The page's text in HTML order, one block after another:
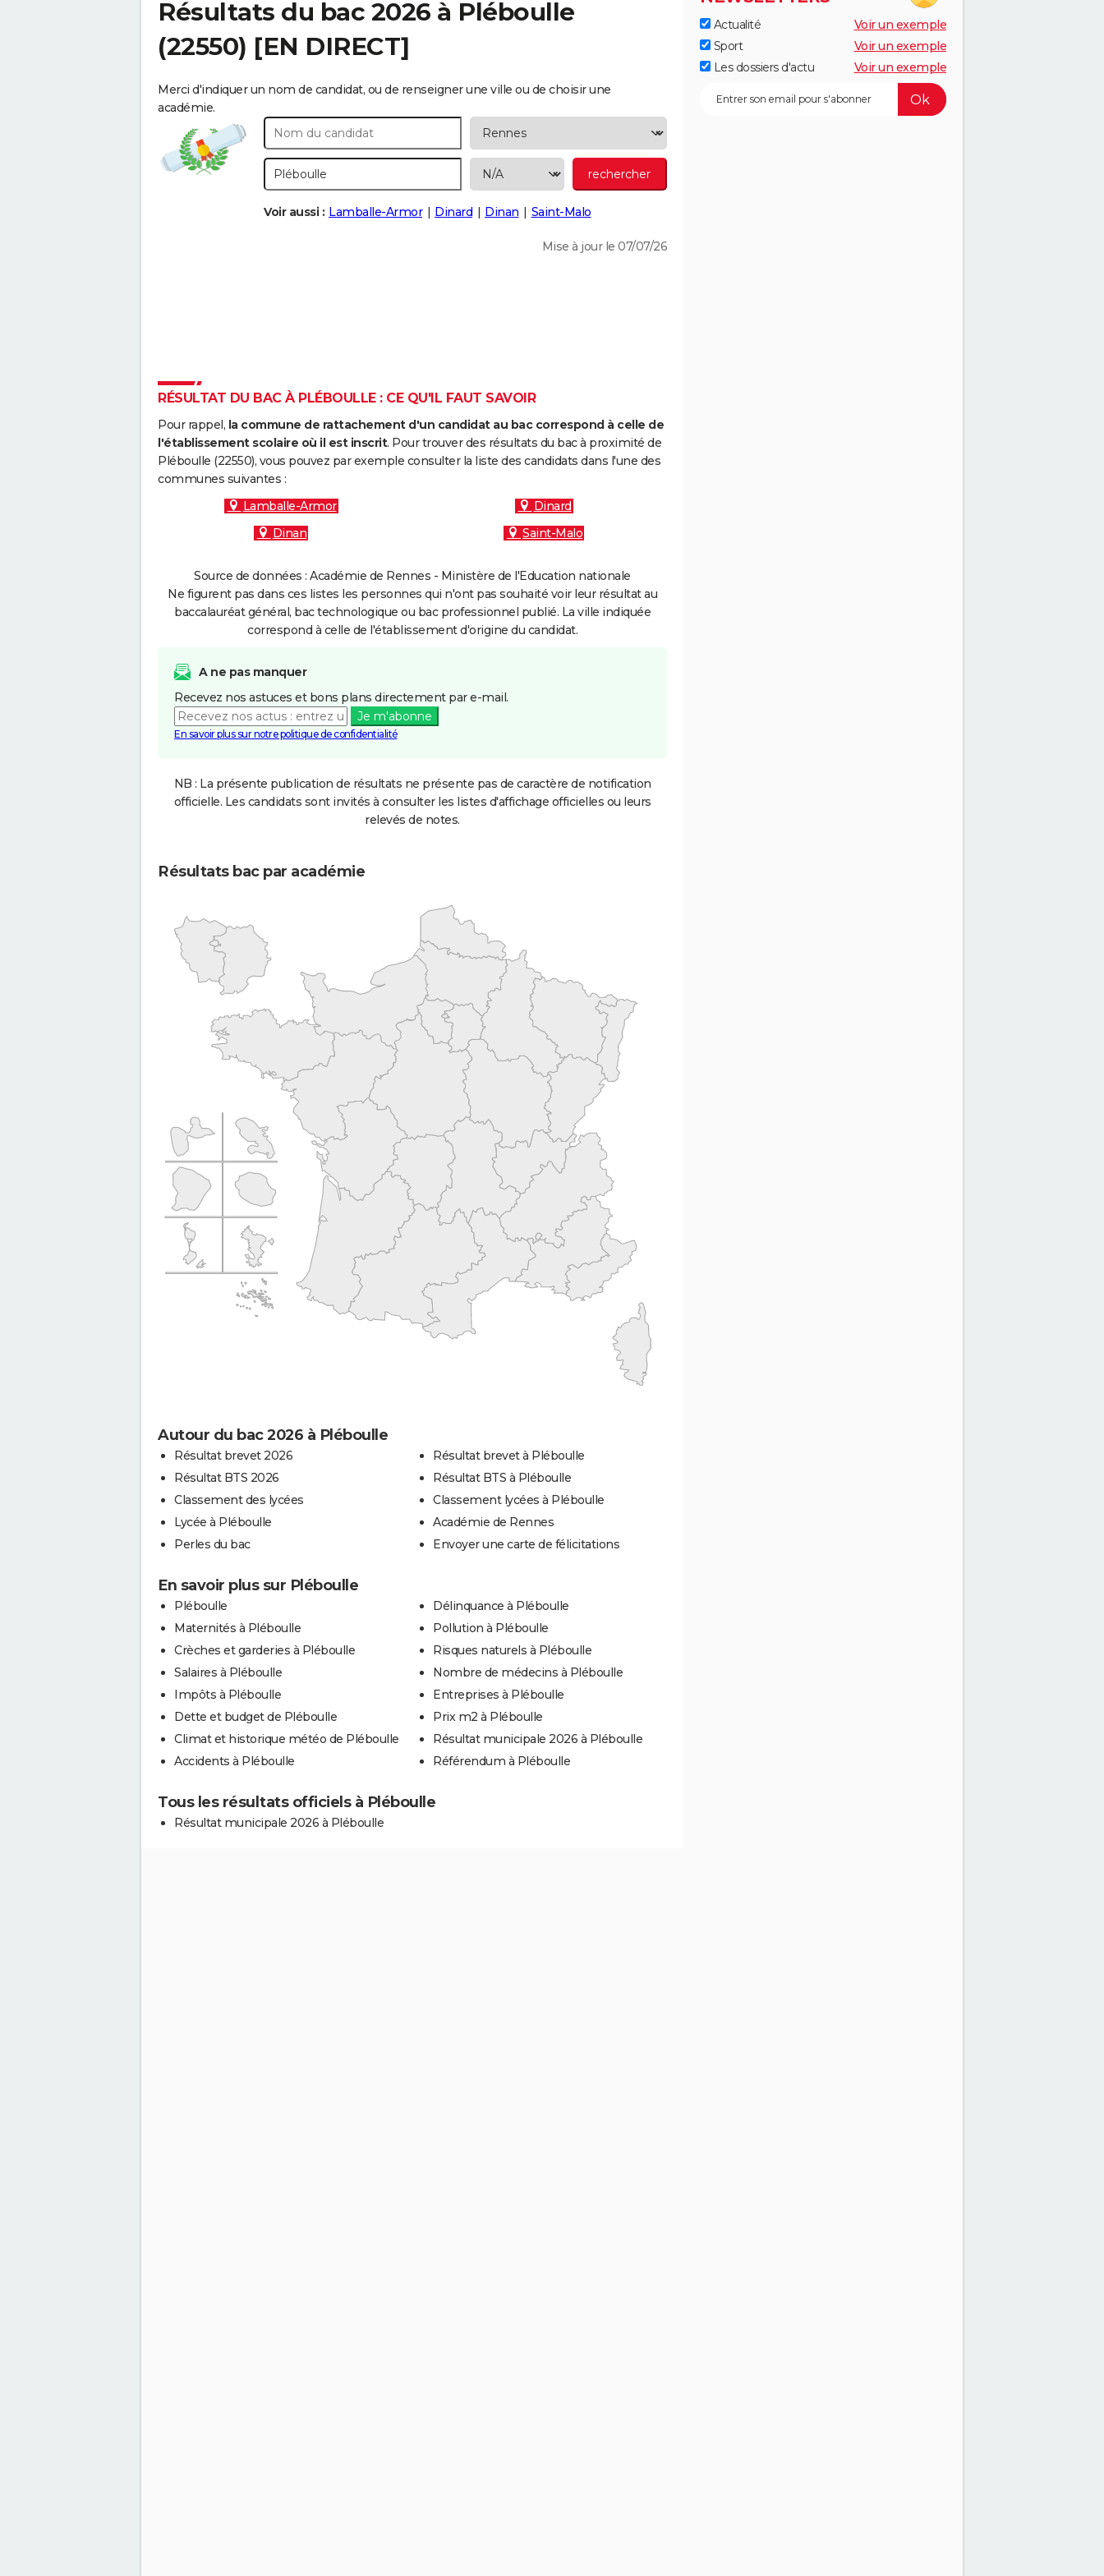
Résultats du bac 2026 à Pléboulle
(22550) [EN DIRECT]
Merci d'indiquer un nom de candidat, ou de renseigner une ville ou de choisir une
académie.
Voir aussi : Lamballe-Armor Dinard Dinan Saint-Malo
Mise à jour le 07/07/26
RÉSULTAT DU BAC À PLÉBOULLE : CE QU'IL FAUT SAVOIR
Pour rappel, la commune de rattachement d'un candidat au bac correspond à celle de
l'établissement scolaire où il est inscrit. Pour trouver des résultats du bac à proximité de
Pléboulle (22550), vous pouvez par exemple consulter la liste des candidats dans l'une des
communes suivantes :
Lamballe-Armor
Dinard
Dinan
Saint-Malo
Source de données : Académie de Rennes - Ministère de l'Education nationale
Ne figurent pas dans ces listes les personnes qui n'ont pas souhaité voir leur résultat au
baccalauréat général, bac technologique ou bac professionnel publié. La ville indiquée
correspond à celle de l'établissement d'origine du candidat.
A ne pas manquer
Recevez nos astuces et bons plans directement par e-mail.
Je m'abonne
En savoir plus sur notre politique de confidentialité
NB : La présente publication de résultats ne présente pas de caractère de notification
officielle. Les candidats sont invités à consulter les listes d'affichage officielles ou leurs
relevés de notes.
Résultats bac par académie
Autour du bac 2026 à Pléboulle
Résultat brevet 2026
Résultat BTS 2026
Classement des lycées
Lycée à Pléboulle
Perles du bac
Résultat brevet à Pléboulle
Résultat BTS à Pléboulle
Classement lycées à Pléboulle
Académie de Rennes
Envoyer une carte de félicitations
En savoir plus sur Pléboulle
Pléboulle
Maternités à Pléboulle
Crèches et garderies à Pléboulle
Salaires à Pléboulle
Impôts à Pléboulle
Dette et budget de Pléboulle
Climat et historique météo de Pléboulle
Accidents à Pléboulle
Délinquance à Pléboulle
Pollution à Pléboulle
Risques naturels à Pléboulle
Nombre de médecins à Pléboulle
Entreprises à Pléboulle
Prix m2 à Pléboulle
Résultat municipale 2026 à Pléboulle
Référendum à Pléboulle
Tous les résultats officiels à Pléboulle
Résultat municipale 2026 à Pléboulle
Actualité
Voir un exemple
Sport
Voir un exemple
Les dossiers d'actu
Voir un exemple